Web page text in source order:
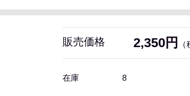
販売価格 2,350円
在庫 8